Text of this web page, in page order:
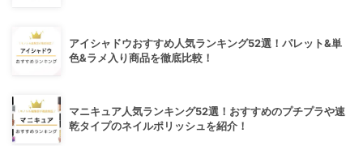
アイシャドウおすすめ人気ランキング52選！パレット&単
色&ラメ入り商品を徹底比較！
マニキュア人気ランキング52選！おすすめのプチプラや速
乾タイプのネイルポリッシュを紹介！